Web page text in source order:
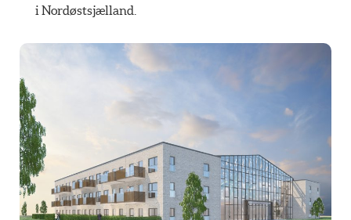
i Nordøstsjælland.